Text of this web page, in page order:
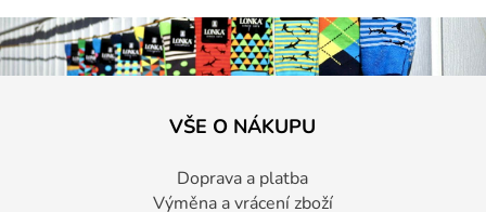
VŠE O NÁKUPU
Doprava a platba
Výměna a vrácení zboží